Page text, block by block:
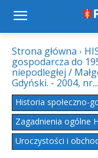
Strona główna
gospodarcza do
niepodległej /
Gdyński. - 2004, nr...
Historia społeczno-
Zagadnienia ogólne
Uroczystości i